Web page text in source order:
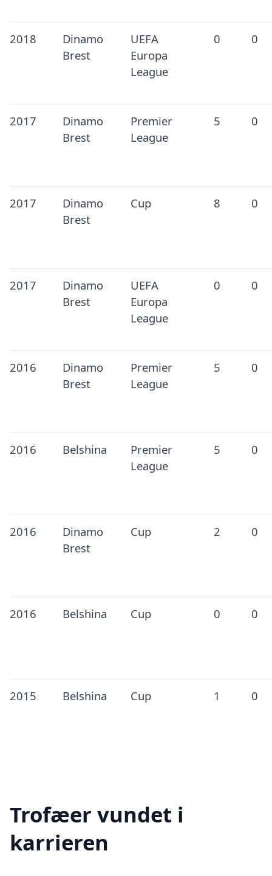
2018
Dinamo
Brest
UEFA
Europa
League
0 0
2017
Dinamo
Brest
Premier
League
5 0
2017
Dinamo
Brest
Cup 8 0
2017
Dinamo
Brest
UEFA
Europa
League
0 0
2016
Dinamo
Brest
Premier
League
5 0
2016 Belshina
Premier
League
5 0
2016
Dinamo
Brest
Cup 2 0
2016 Belshina Cup 0 0
2015 Belshina Cup 1 0
Trofæer vundet i
karrieren